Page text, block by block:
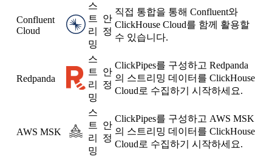
Confluent
Cloud
스
트
리
밍
안
정
직접 통합을 통해 Confluent와
ClickHouse Cloud를 함께 활용할
수 있습니다.
Redpanda
스
트
리
밍
안
정
ClickPipes를 구성하고 Redpanda
의 스트리밍 데이터를 ClickHouse
Cloud로 수집하기 시작하세요.
AWS MSK
스
트
리
밍
안
정
ClickPipes를 구성하고 AWS MSK
의 스트리밍 데이터를 ClickHouse
Cloud로 수집하기 시작하세요.